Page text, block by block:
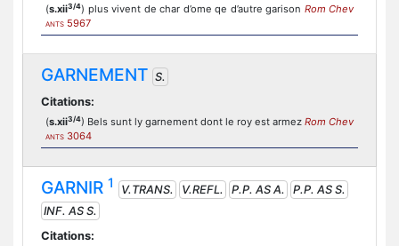
(s.xii3/4) plus vivent de char d’ome qe d’autre garison Rom Chev
ANTS 5967
GARNEMENT S.
Citations:
(s.xii3/4) Bels sunt ly garnement dont le roy est armez Rom Chev
ANTS 3064
GARNIR 1 V.TRANS. V.REFL. P.P. AS A.
P.P. AS S.
INF. AS S.
Citations: